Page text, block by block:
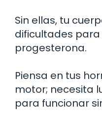
Sin ellas, tu
dificultades
progesterona.
Piensa en tus
motor; necesita
para funcionar